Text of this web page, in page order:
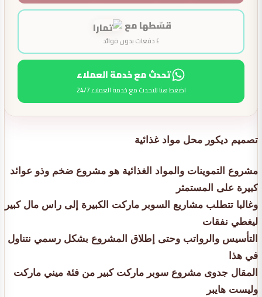
قسّطها مع
٤ دفعات بدون فوائد
تحدث مع خدمة العملاء
اضغط هنا للتحدث مع خدمة العملاء 24/7
تصميم ديكور محل مواد غذائية
مشروع التموينات والمواد الغذائية هو مشروع ضخم وذو عوائد
كبيرة على المستمثر
وغالبا تتطلب مشاريع السوبر ماركت الكبيرة إلى راس مال كبير
ليغطي نفقات
التأسيس والرواتب وحتى إطلاق المشروع بشكل رسمي نتناول
في هذا
المقال جدوى مشروع سوبر ماركت كبير من فئة ميني ماركت
وليست هايبر